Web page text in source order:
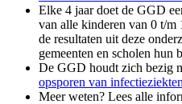
Elke 4 jaar doet de GGD
van alle kinderen van 0 t/m
de resultaten uit deze
gemeenten en scholen
De GGD houdt zich bezig
opsporen van
Meer weten? Lees alle